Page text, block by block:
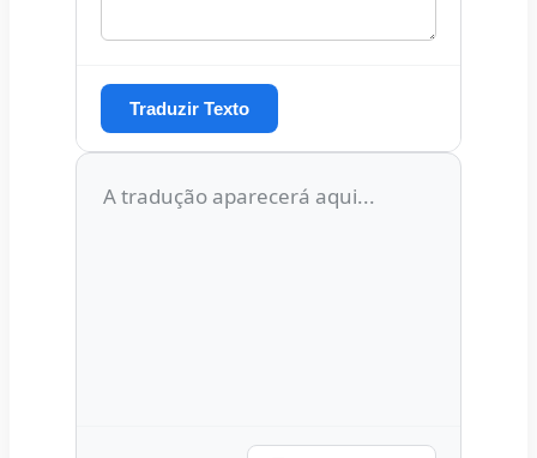
Traduzir Texto